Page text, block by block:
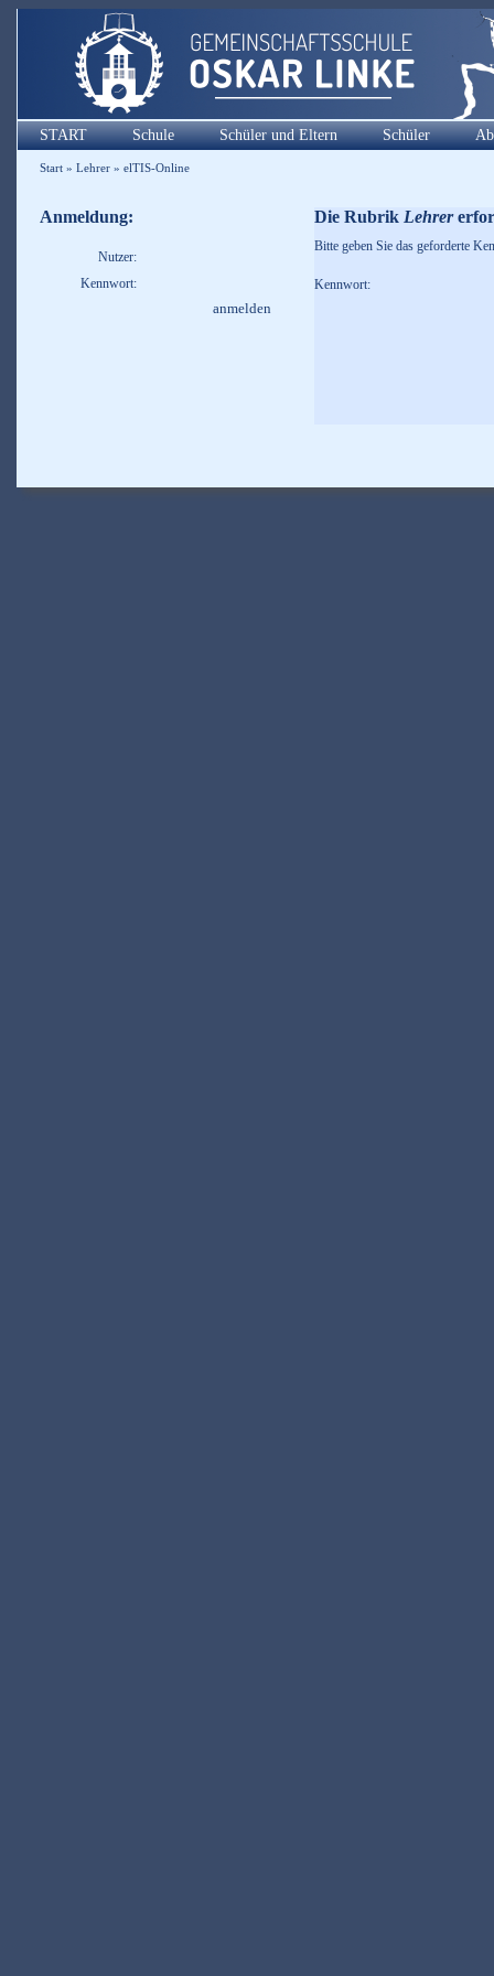
START Schule Schüler und Eltern Schüler
Start» Lehrer» elTIS-Online
Anmeldung:
Nutzer:
Kennwort:
Die Rubrik Lehrer
Bitte geben Sie das geforderte
Kennwort: